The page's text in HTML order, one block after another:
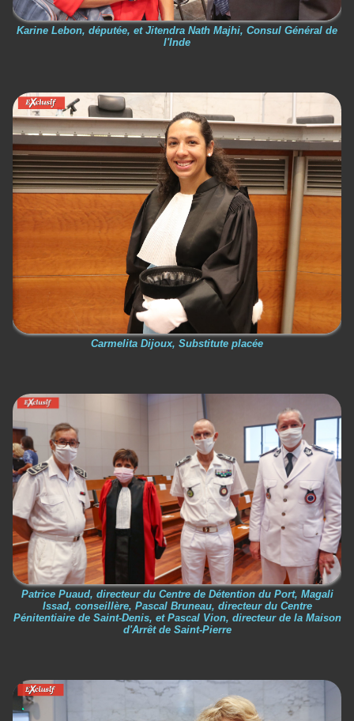
Karine Lebon, députée, et Jitendra Nath Majhi, Consul Général de
l'Inde
Carmelita Dijoux, Substitute placée
Patrice Puaud, directeur du Centre de Détention du Port, Magali
Issad, conseillère, Pascal Bruneau, directeur du Centre
Pénitentiaire de Saint-Denis, et Pascal Vion, directeur de la Maison
d'Arrêt de Saint-Pierre